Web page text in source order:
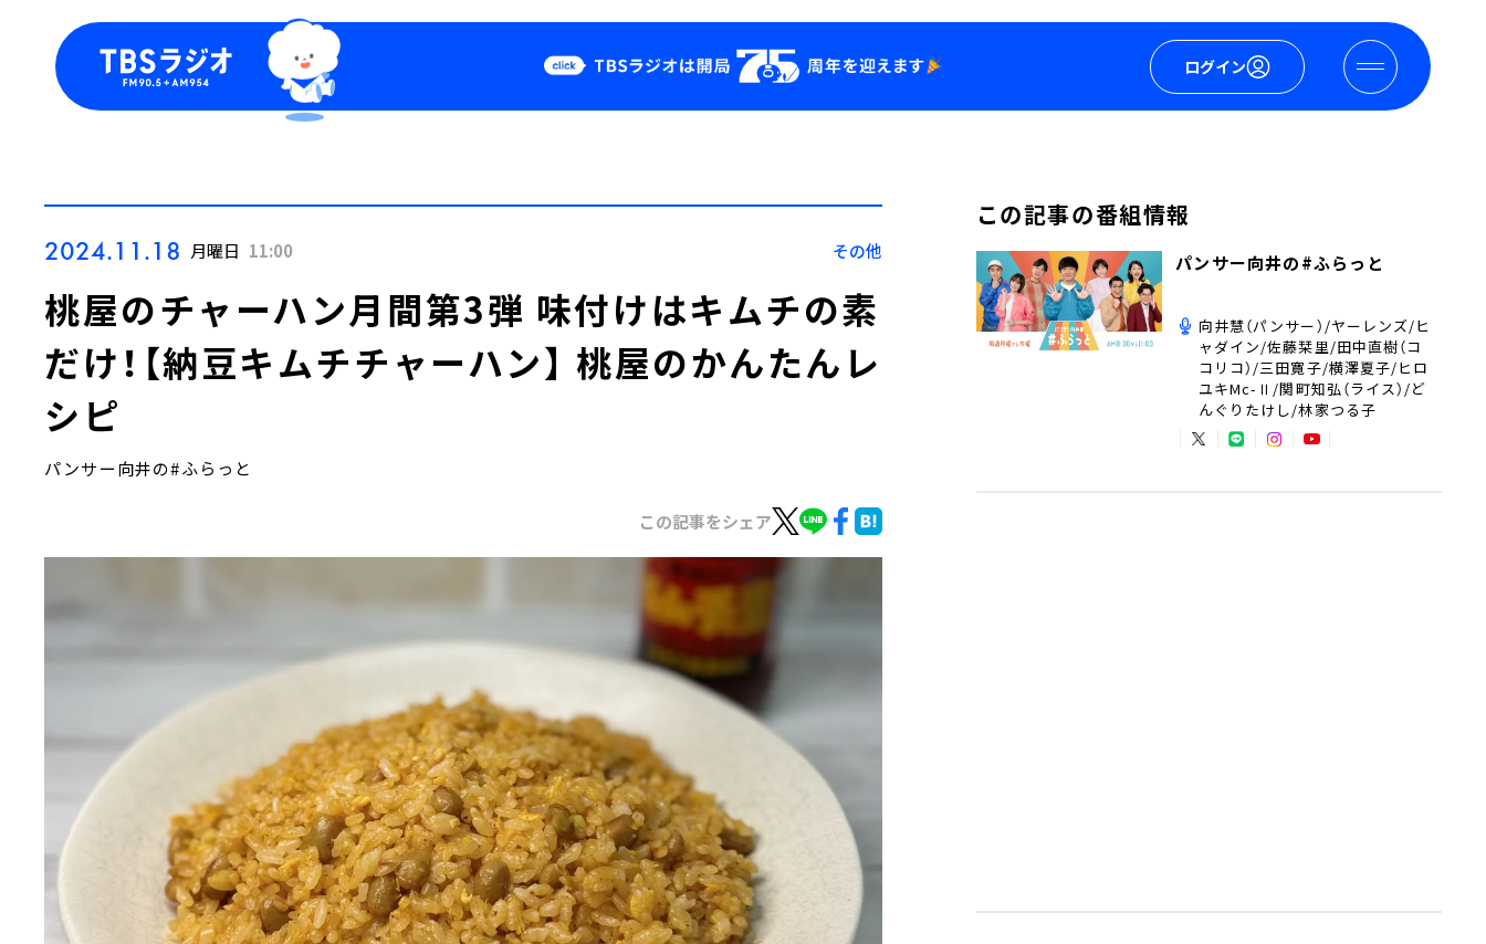
ログイン
Podcast
YouTube
2024.11.18 月曜日 11:00 その他
桃屋のチャーハン月間第3弾 味付けはキムチの素
だけ！【納豆キムチチャーハン】 桃屋のかんたんレ
シピ
パンサー向井の#ふらっと
この記事をシェア
この記事の番組情報
パンサー向井の#ふらっと
向井慧（パンサー）/ヤーレンズ/ヒ
ャダイン/佐藤栞里/田中直樹（コ
コリコ）/三田寛子/横澤夏子/ヒロ
ユキMc-Ⅱ/関町知弘（ライス）/ど
んぐりたけし/林家つる子